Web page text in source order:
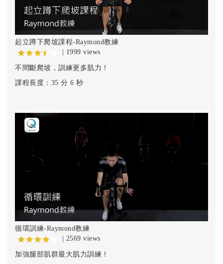
起立蹲下爬坡課程-Raymond教練
| 1999 views
不間斷爬坡，訓練更多肌力！
課程長度：35 分 6 秒
循環訓練-Raymond教練
| 2569 views
加強腿部肌群最大肌力訓練！